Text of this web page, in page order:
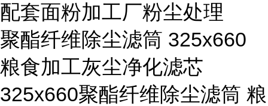
配套面粉加工厂粉尘处理
聚酯纤维除尘滤筒 325x660
粮食加工灰尘净化滤芯
325x660聚酯纤维除尘滤筒 粮